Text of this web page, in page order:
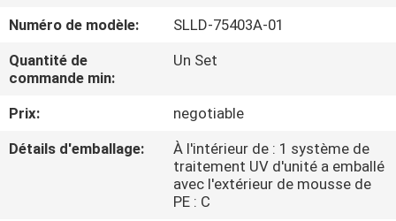
VISITE
D'USINE
CONTRÔLE
DE
Numéro de modèle:
SLLD-75403A-01
Quantité de
commande min:
Un Set
Prix:
negotiable
Détails d'emballage:
À l'intérieur de : 1 système de
traitement UV d'unité a emballé
avec l'extérieur de mousse de
PE : C